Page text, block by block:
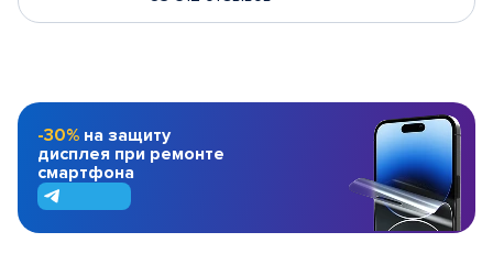
-30% на защиту
дисплея при ремонте
смартфона